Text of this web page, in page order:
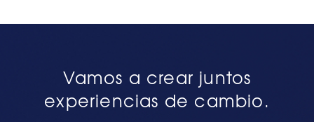
Vamos a crear juntos
experiencias de cambio.